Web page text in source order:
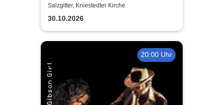
Fischer's Blues Support
Salzgitter, Kniestedter Kirche
30.10.2026
20:00 Uhr